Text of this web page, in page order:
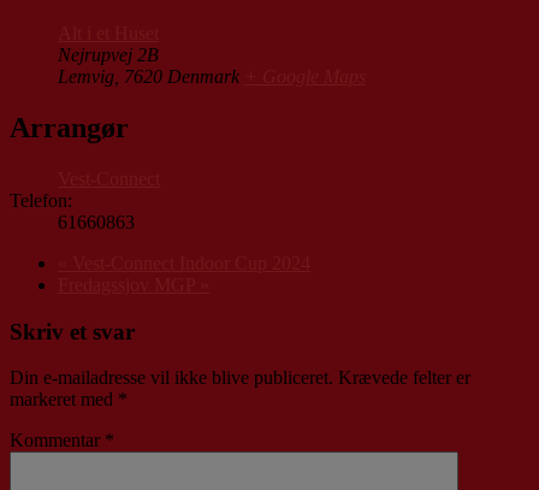
Nejrupvej 2B
Lemvig 7620 Denmark
Arrangør
Telefon:
61660863
Skriv et svar
Din e-mailadresse vil ikke blive publiceret. Krævede felter er
markeret med *
Kommentar *